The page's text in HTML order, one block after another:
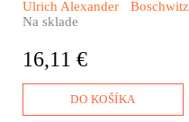
Ulrich Alexander Boschwitz
Na sklade
16,11 €
DO KOŠÍKA